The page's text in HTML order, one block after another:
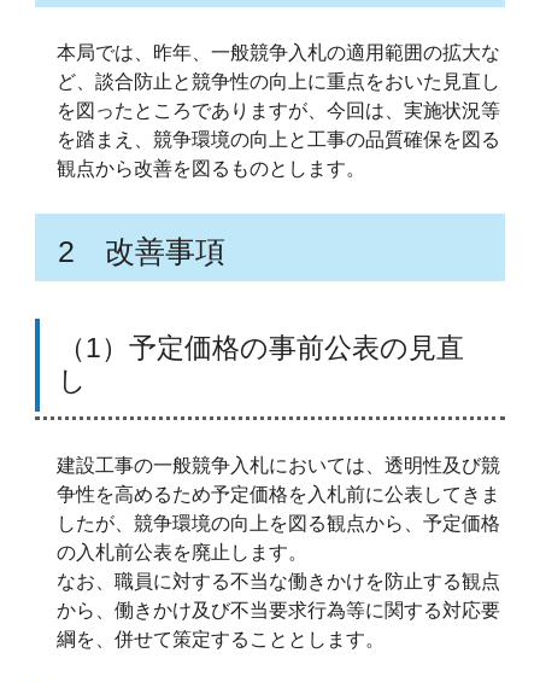
本局では、昨年、一般競争入札の適用範囲の拡大な
ど、談合防止と競争性の向上に重点をおいた見直し
を図ったところでありますが、今回は、実施状況等
を踏まえ、競争環境の向上と工事の品質確保を図る
観点から改善を図るものとします。
2 改善事項
（1）予定価格の事前公表の見直
し
建設工事の一般競争入札においては、透明性及び競
争性を高めるため予定価格を入札前に公表してきま
したが、競争環境の向上を図る観点から、予定価格
の入札前公表を廃止します。
なお、職員に対する不当な働きかけを防止する観点
から、働きかけ及び不当要求行為等に関する対応要
綱を、併せて策定することとします。